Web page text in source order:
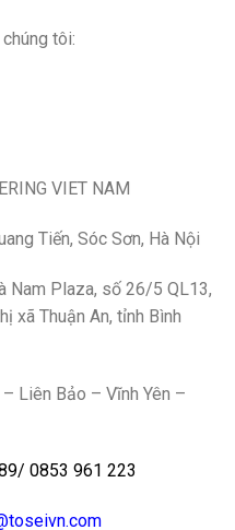
chúng tôi:
VIET NAM
Tiến, Sóc Sơn, Hà Nội
Nam Plaza, số 26/5 QL13,
xã Thuận An, tỉnh Bình
Liên Bảo – Vĩnh Yên –
/ 0853 961 223